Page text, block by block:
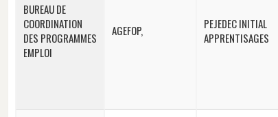
BUREAU DE
COORDINATION
DES PROGRAMMES
EMPLOI
AGEFOP,
PEJEDEC INITIAL
APPRENTISAGES